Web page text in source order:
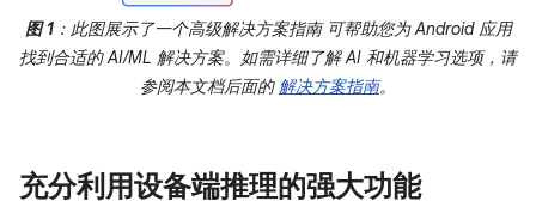
图 1：此图展示了一个高级解决方案指南 可帮助您为 Android 应用
找到合适的 AI/ML 解决方案。如需详细了解 AI 和机器学习选项，请
参阅本文档后面的 解决方案指南。
充分利用设备端推理的强大功能